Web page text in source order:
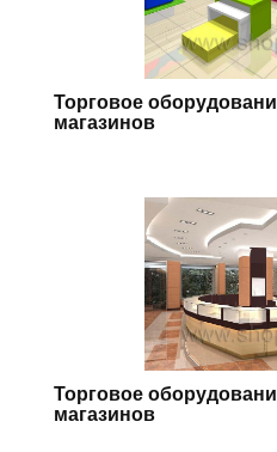
Торговое
магазинов
Торговое
магазинов